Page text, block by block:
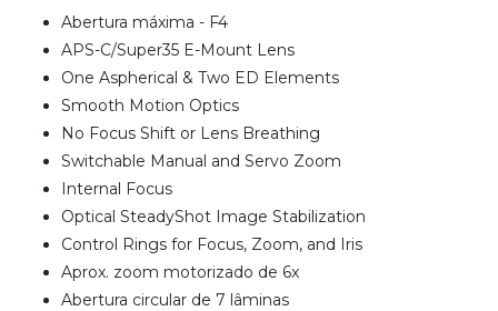
Abertura máxima - F4
APS-C/Super35 E-Mount Lens
One Aspherical & Two ED Elements
Smooth Motion Optics
No Focus Shift or Lens Breathing
Switchable Manual and Servo Zoom
Internal Focus
Optical SteadyShot Image Stabilization
Control Rings for Focus, Zoom, and Iris
Aprox. zoom motorizado de 6x
Abertura circular de 7 lâminas